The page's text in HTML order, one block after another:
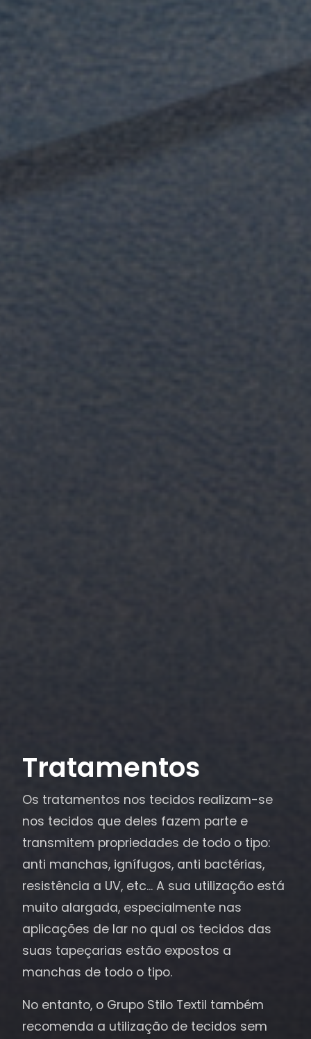
Tratamentos
Os tratamentos nos tecidos realizam-se
nos tecidos que deles fazem parte e
transmitem propriedades de todo o tipo:
anti manchas, ignífugos, anti bactérias,
resistência a UV, etc... A sua utilização está
muito alargada, especialmente nas
aplicações de lar no qual os tecidos das
suas tapeçarias estão expostos a
manchas de todo o tipo.
No entanto, o Grupo Stilo Textil também
recomenda a utilização de tecidos sem